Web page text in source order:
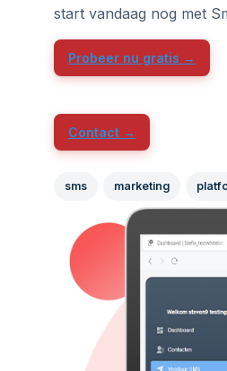
start vandaag nog met
Probeer nu gratis →
Contact →
sms marketing